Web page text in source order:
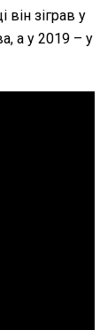
зіграв у
а у 2019 – у